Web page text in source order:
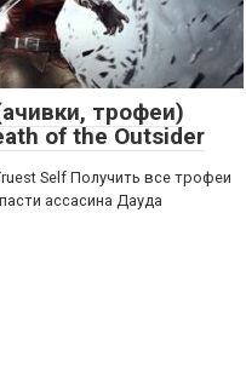
трофеи)
of the Outsider
Self Получить все трофеи
ассасина Дауда